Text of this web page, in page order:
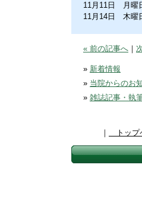
11月11日 月曜
11月14日 木曜
« 前の記事へ ｜
» 新着情報
» 当院からのお
» 雑誌記事・執
｜ トップ